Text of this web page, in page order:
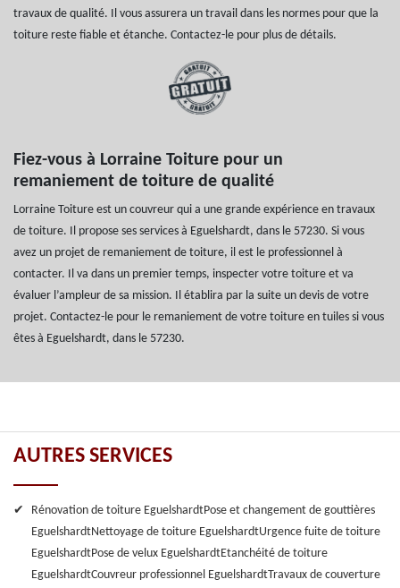
travaux de qualité. Il vous assurera un travail dans les normes pour que la
toiture reste fiable et étanche. Contactez-le pour plus de détails.
Fiez-vous à Lorraine Toiture pour un
remaniement de toiture de qualité
Lorraine Toiture est un couvreur qui a une grande expérience en travaux
de toiture. Il propose ses services à Eguelshardt, dans le 57230. Si vous
avez un projet de remaniement de toiture, il est le professionnel à
contacter. Il va dans un premier temps, inspecter votre toiture et va
évaluer l’ampleur de sa mission. Il établira par la suite un devis de votre
projet. Contactez-le pour le remaniement de votre toiture en tuiles si vous
êtes à Eguelshardt, dans le 57230.
AUTRES SERVICES
Rénovation de toiture EguelshardtPose et changement de gouttières
EguelshardtNettoyage de toiture EguelshardtUrgence fuite de toiture
EguelshardtPose de velux EguelshardtEtanchéité de toiture
EguelshardtCouvreur professionnel EguelshardtTravaux de couverture